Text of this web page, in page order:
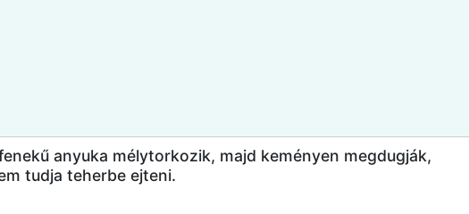
anyuka mélytorkozik, majd keményen megdugják,
tudja teherbe ejteni.